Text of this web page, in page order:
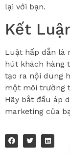
lại với bạn.
Kết
Luật hấp dẫn là
hút khách hàng
tạo ra nội dung
một môi trường
Hãy bắt đầu áp
marketing của